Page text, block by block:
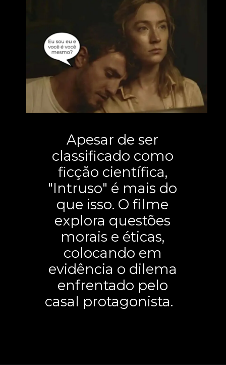
Apesar de ser
classificado como
ficção científica,
"Intruso" é mais do
que isso. O filme
explora questões
morais e éticas,
colocando em
evidência o dilema
enfrentado pelo
casal protagonista.